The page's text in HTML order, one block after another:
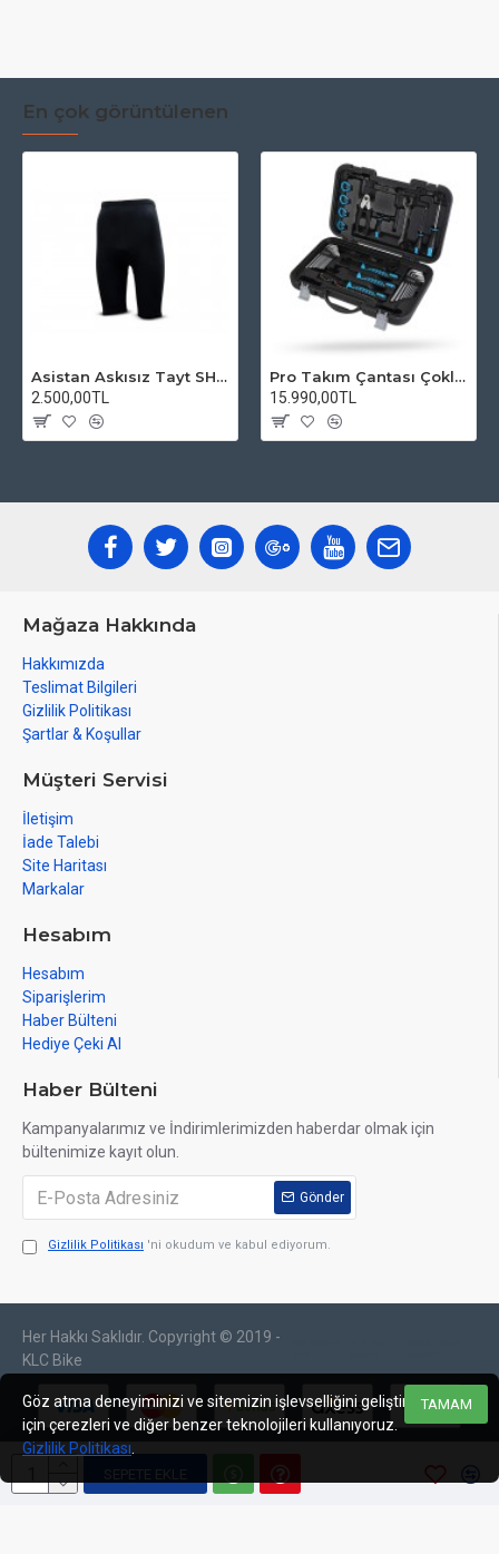
SEPETE EKLE
En çok görüntülenen
Asistan Askısız Tayt SH20 Pedli Siyah
2.500,00TL
Pro Takım Çantası Çoklu Tamir Seti
15.990,00TL
Mağaza Hakkında
Hakkımızda
Teslimat Bilgileri
Gizlilik Politikası
Şartlar & Koşullar
Müşteri Servisi
İletişim
İade Talebi
Site Haritası
Markalar
Hesabım
Hesabım
Siparişlerim
Haber Bülteni
Hediye Çeki Al
Haber Bülteni
Kampanyalarımız ve İndirimlerimizden haberdar olmak için
bültenimize kayıt olun.
Gönder
Gizlilik Politikası 'ni okudum ve kabul ediyorum.
Her Hakkı Saklıdır. Copyright © 2019 -
KLC Bike
TAMAM
Göz atma deneyiminizi ve sitemizin işlevselliğini geliştirmek
için çerezleri ve diğer benzer teknolojileri kullanıyoruz.
Gizlilik Politikası